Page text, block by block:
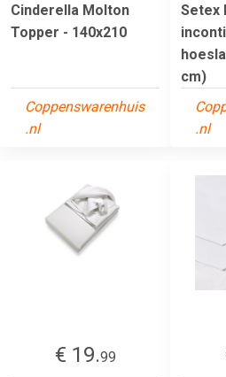
Cinderella Molton
Topper - 140x210
Coppenswarenhuis
.nl
Setex
cm)
.nl
€ 19.99